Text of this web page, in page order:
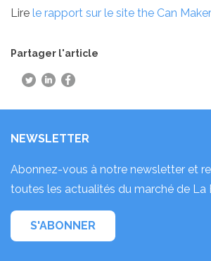
Lire le rapport sur le site the Can
Partager l'article
NEWSLETTER
Abonnez-vous à notre newsletter et
toutes les actualités du marché de La
S'ABONNER